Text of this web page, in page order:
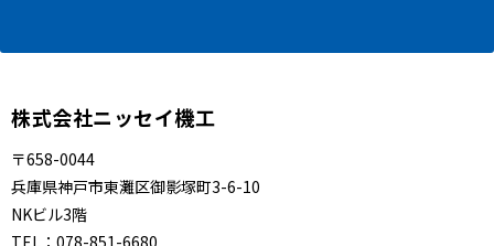
株式会社ニッセイ機工
〒658-0044
兵庫県神戸市東灘区御影塚町3-6-10
NKビル3階
TEL： 078-851-6680